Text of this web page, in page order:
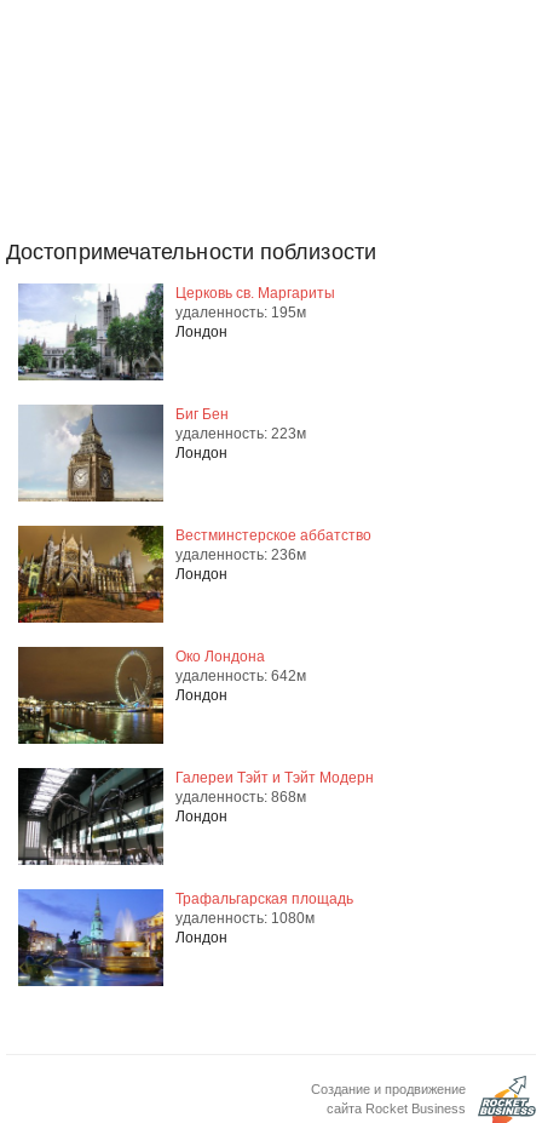
Достопримечательности поблизости
Церковь св. Маргариты
удаленность: 195м
Лондон
Биг Бен
удаленность: 223м
Лондон
Вестминстерское аббатство
удаленность: 236м
Лондон
Око Лондона
удаленность: 642м
Лондон
Галереи Тэйт и Тэйт Модерн
удаленность: 868м
Лондон
Трафальгарская площадь
удаленность: 1080м
Лондон
Создание и продвижение
сайта Rocket Business